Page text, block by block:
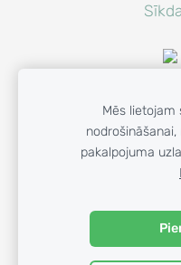
Mēs lietojam
pakalpojuma